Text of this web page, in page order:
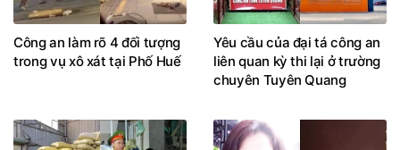
Công an làm rõ 4 đối tượng
trong vụ xô xát tại Phố Huế
Yêu cầu của đại tá công an
liên quan kỳ thi lại ở trường
chuyên Tuyên Quang